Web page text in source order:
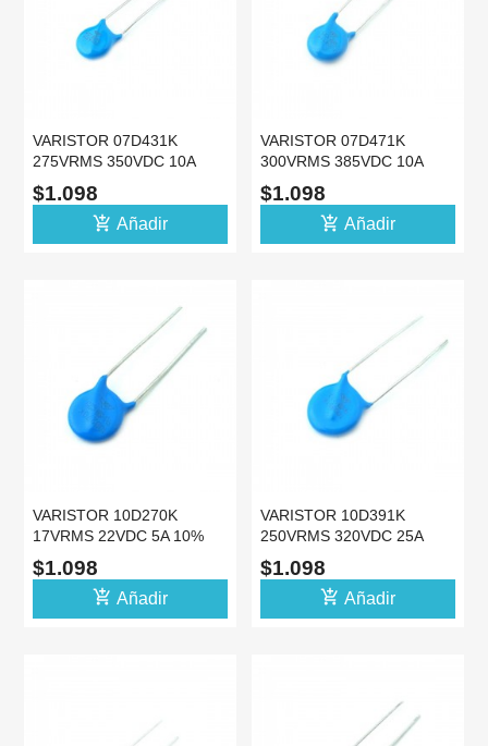
VARISTOR 07D431K
275VRMS 350VDC 10A
10% MOV VDR 7MM
$1.098
add_shopping_cart Añadir
VARISTOR 07D471K
300VRMS 385VDC 10A
10% MOV VDR 7MM
$1.098
add_shopping_cart Añadir
VARISTOR 10D270K
17VRMS 22VDC 5A 10%
MOV VDR 10MM
$1.098
add_shopping_cart Añadir
VARISTOR 10D391K
250VRMS 320VDC 25A
10% MOV VDR 10MM -12
$1.098
add_shopping_cart Añadir